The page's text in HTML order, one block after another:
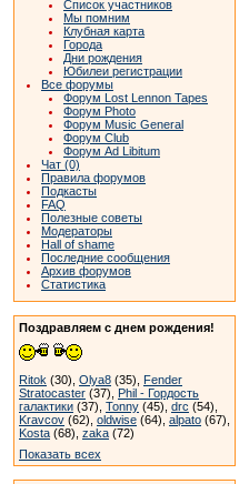
Список участников
Мы помним
Клубная карта
Города
Дни рождения
Юбилеи регистрации
Все форумы
Форум Lost Lennon Tapes
Форум Photo
Форум Music General
Форум Club
Форум Ad Libitum
Чат (0)
Правила форумов
Подкасты
FAQ
Полезные советы
Модераторы
Hall of shame
Последние сообщения
Архив форумов
Статистика
Поздравляем с днем рождения!
Ritok (30), Olya8 (35), Fender
Stratocaster (37), Phil - Гордость
галактики (37), Tonny (45), drc (54),
Kravcov (62), oldwise (64), alpato (67),
Kosta (68), zaka (72)
Показать всех